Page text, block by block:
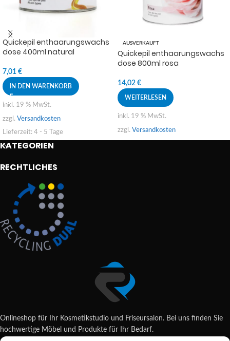
Quickepil enthaarungswachs
dose 400ml natural
7,01 €
IN DEN WARENKORB
inkl. 19 % MwSt.
zzgl. Versandkosten
Lieferzeit: 4 - 5 Tage
AUSVERKAUFT
Quickepil enthaarungswachs
dose 800ml rosa
14,02 €
WEITERLESEN
inkl. 19 % MwSt.
zzgl. Versandkosten
KATEGORIEN
RECHTLICHES
Onlineshop für Ihr Kosmetikstudio und Friseursalon. Bei uns finden Sie
hochwertige Möbel und Produkte für Ihr Bedarf.